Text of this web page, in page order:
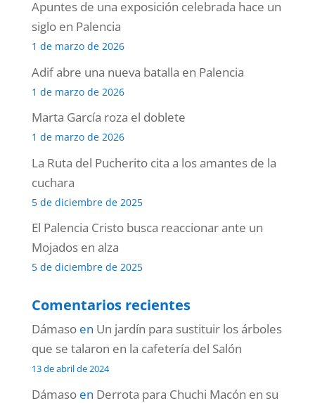
Apuntes de una exposición celebrada hace un
siglo en Palencia
1 de marzo de 2026
Adif abre una nueva batalla en Palencia
1 de marzo de 2026
Marta García roza el doblete
1 de marzo de 2026
La Ruta del Pucherito cita a los amantes de la
cuchara
5 de diciembre de 2025
El Palencia Cristo busca reaccionar ante un
Mojados en alza
5 de diciembre de 2025
Comentarios recientes
Dámasoen Un jardín para sustituir los árboles
que se talaron en la cafetería del Salón
13 de abril de 2024
Dámasoen Derrota para Chuchi Macón en su